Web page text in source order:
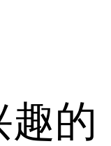
趣的